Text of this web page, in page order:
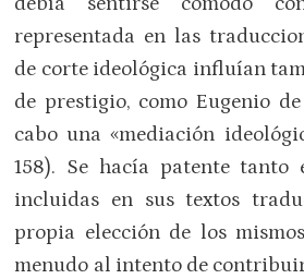
representada en las
de corte ideológica influían
de prestigio, como Eugenio
cabo una «mediación
158). Se hacía patente tanto
incluidas en sus textos
propia elección de los
menudo al intento de